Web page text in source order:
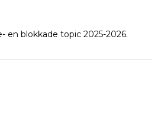
en blokkade topic 2025-2026.